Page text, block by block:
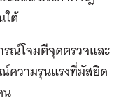
ใต้
รณ์โจมตีจุดตรวจและ
ความรุนแรงที่มัสยิด
น